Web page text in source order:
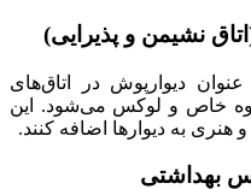
نشیمن و پذیرایی)
دیوارپوش در اتاق‌های
خاص و لوکس می‌شود. این
به دیوارها اضافه کنند.
بهداشتی